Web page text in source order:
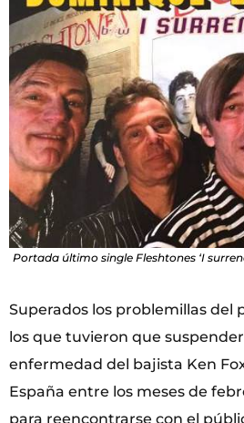
Portada último single Fleshtones ‘I
Superados los problemillas del
los que tuvieron que
enfermedad del bajista Ken
España entre los meses de
para reencontrarse con el